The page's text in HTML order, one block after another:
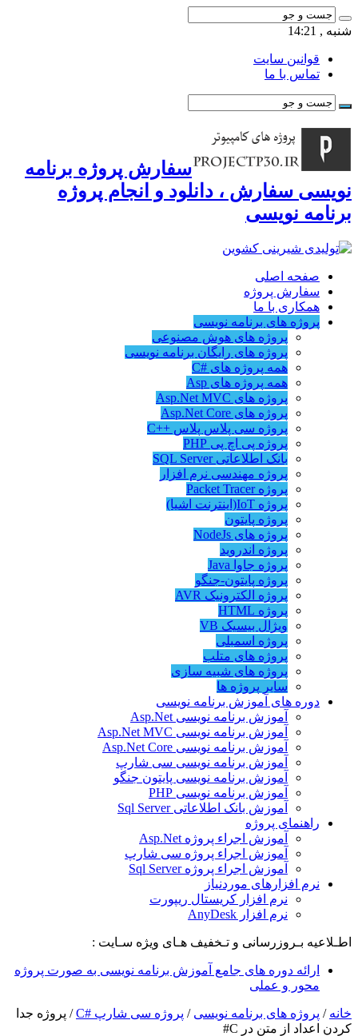
شنبه , 14:21
قوانین سایت
تماس با ما
سفارش پروژه برنامه
نویسی سفارش ، دانلود و انجام پروژه
برنامه نویسی
صفحه اصلی
سفارش پروژه
همکاری با ما
پروژه های برنامه نویسی
پروژه های هوش مصنوعی
پروژه های رایگان برنامه نویسی
همه پروژه های #C
همه پروژه های Asp
پروژه های Asp.Net MVC
پروژه های Asp.Net Core
پروژه سی پلاس پلاس ++C
پروژه پی اچ پی PHP
بانک اطلاعاتی SQL Server
پروژه مهندسی نرم افزار
پروژه Packet Tracer
پروژه IoT(اینترنت اشیا)
پروژه پایتون
پروژه های NodeJs
پروژه اندروید
پروژه جاوا Java
پروژه پایتون-جنگو
پروژه الکترونیک AVR
پروژه HTML
ویژال بیسیک VB
پروژه اسمبلی
پروژه های متلب
پروژه های شبیه سازی
سایر پروژه ها
دوره های آموزش برنامه نویسی
آموزش برنامه نویسی Asp.Net
آموزش برنامه نویسی Asp.Net MVC
آموزش برنامه نویسی Asp.Net Core
آموزش برنامه نویسی سی شارپ
آموزش برنامه نویسی پایتون جنگو
آموزش برنامه نویسی PHP
آموزش بانک اطلاعاتی Sql Server
راهنمای پروژه
آموزش اجراء پروژه Asp.Net
آموزش اجراء پروژه سی شارپ
آموزش اجراء پروژه Sql Server
نرم افزارهای موردنیاز
نرم افزار کریستال ریپورت
نرم افزار AnyDesk
اطـلاعیه بـروزرسانی و تـخفیف هـای ویژه سـایت :
ارائه دوره های جامع آموزش برنامه نویسی به صورت پروژه
محور و عملی
خانه / پروژه های برنامه نویسی / پروژه سی شارپ #C / پروژه جدا
کردن اعداد از متن در C#